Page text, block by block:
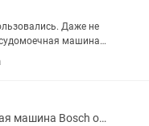
Даже не
машина
- Вместимость
идеально подходит
Посудомоечная машина Bosch отдельно стоящая